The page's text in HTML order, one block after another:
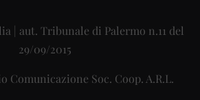
| aut. Tribunale di Palermo n.11 del
29/09/2015
Comunicazione Soc. Coop. A.R.L.